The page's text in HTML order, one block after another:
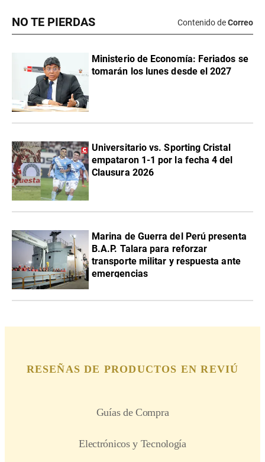
NO TE PIERDAS Contenido deCorreo
Ministerio de Economía: Feriados se
tomarán los lunes desde el 2027
Universitario vs. Sporting Cristal
empataron 1-1 por la fecha 4 del
Clausura 2026
Marina de Guerra del Perú presenta
B.A.P. Talara para reforzar
transporte militar y respuesta ante
emergencias